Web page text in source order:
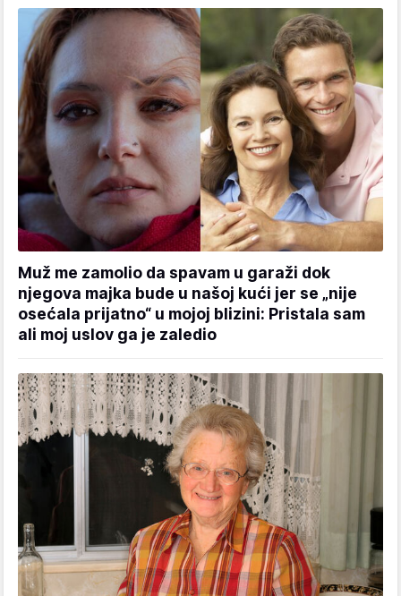
Muž me zamolio da spavam u garaži dok
njegova majka bude u našoj kući jer se „nije
osećala prijatno“ u mojoj blizini: Pristala sam
ali moj uslov ga je zaledio